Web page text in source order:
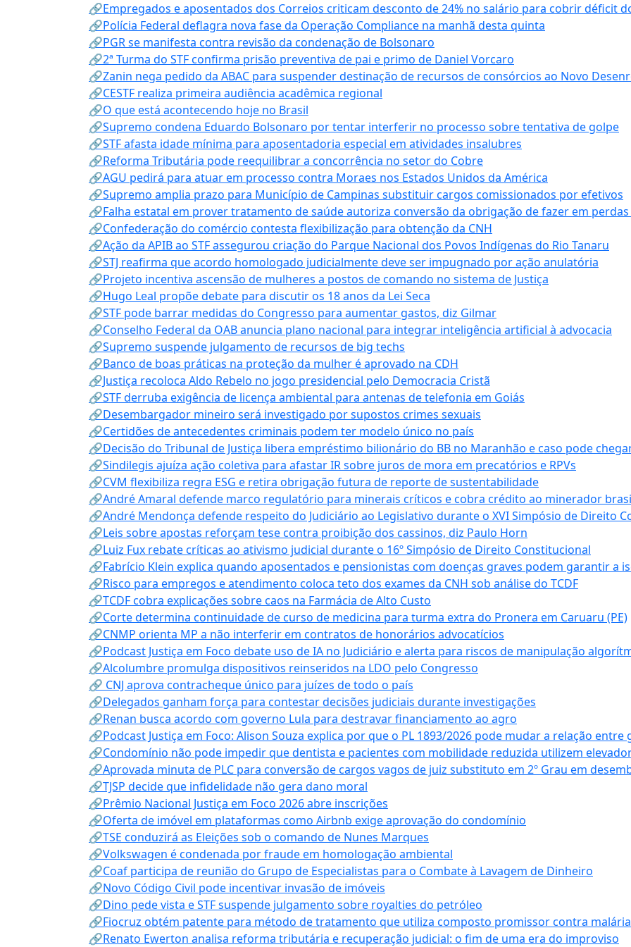
🔗Empregados e aposentados dos Correios criticam desconto de 24% no salário para cobrir déficit
🔗Polícia Federal deflagra nova fase da Operação Compliance na manhã desta quinta
🔗PGR se manifesta contra revisão da condenação de Bolsonaro
🔗2ª Turma do STF confirma prisão preventiva de pai e primo de Daniel Vorcaro
🔗Zanin nega pedido da ABAC para suspender destinação de recursos de consórcios ao Novo
🔗CESTF realiza primeira audiência acadêmica regional
🔗O que está acontecendo hoje no Brasil
🔗Supremo condena Eduardo Bolsonaro por tentar interferir no processo sobre tentativa de golpe
🔗STF afasta idade mínima para aposentadoria especial em atividades insalubres
🔗Reforma Tributária pode reequilibrar a concorrência no setor do Cobre
🔗AGU pedirá para atuar em processo contra Moraes nos Estados Unidos da América
🔗Supremo amplia prazo para Município de Campinas substituir cargos comissionados por efetivos
🔗Falha estatal em prover tratamento de saúde autoriza conversão da obrigação de fazer em perdas
🔗Confederação do comércio contesta flexibilização para obtenção da CNH
🔗Ação da APIB ao STF assegurou criação do Parque Nacional dos Povos Indígenas do Rio Tanaru
🔗STJ reafirma que acordo homologado judicialmente deve ser impugnado por ação anulatória
🔗Projeto incentiva ascensão de mulheres a postos de comando no sistema de Justiça
🔗Hugo Leal propõe debate para discutir os 18 anos da Lei Seca
🔗STF pode barrar medidas do Congresso para aumentar gastos, diz Gilmar
🔗Conselho Federal da OAB anuncia plano nacional para integrar inteligência artificial à advocacia
🔗Supremo suspende julgamento de recursos de big techs
🔗Banco de boas práticas na proteção da mulher é aprovado na CDH
🔗Justiça recoloca Aldo Rebelo no jogo presidencial pelo Democracia Cristã
🔗STF derruba exigência de licença ambiental para antenas de telefonia em Goiás
🔗Desembargador mineiro será investigado por supostos crimes sexuais
🔗Certidões de antecedentes criminais podem ter modelo único no país
🔗Decisão do Tribunal de Justiça libera empréstimo bilionário do BB no Maranhão e caso pode chegar
🔗Sindilegis ajuíza ação coletiva para afastar IR sobre juros de mora em precatórios e RPVs
🔗CVM flexibiliza regra ESG e retira obrigação futura de reporte de sustentabilidade
🔗André Amaral defende marco regulatório para minerais críticos e cobra crédito ao minerador
🔗André Mendonça defende respeito do Judiciário ao Legislativo durante o XVI Simpósio de Direito
🔗Leis sobre apostas reforçam tese contra proibição dos cassinos, diz Paulo Horn
🔗Luiz Fux rebate críticas ao ativismo judicial durante o 16º Simpósio de Direito Constitucional
🔗Fabrício Klein explica quando aposentados e pensionistas com doenças graves podem garantir a
🔗Risco para empregos e atendimento coloca teto dos exames da CNH sob análise do TCDF
🔗TCDF cobra explicações sobre caos na Farmácia de Alto Custo
🔗Corte determina continuidade de curso de medicina para turma extra do Pronera em Caruaru (PE)
🔗CNMP orienta MP a não interferir em contratos de honorários advocatícios
🔗Podcast Justiça em Foco debate uso de IA no Judiciário e alerta para riscos de manipulação
🔗Alcolumbre promulga dispositivos reinseridos na LDO pelo Congresso
🔗 CNJ aprova contracheque único para juízes de todo o país
🔗Delegados ganham força para contestar decisões judiciais durante investigações
🔗Renan busca acordo com governo Lula para destravar financiamento ao agro
🔗Podcast Justiça em Foco: Alison Souza explica por que o PL 1893/2026 pode mudar a relação
🔗Condomínio não pode impedir que dentista e pacientes com mobilidade reduzida utilizem
🔗Aprovada minuta de PLC para conversão de cargos vagos de juiz substituto em 2º Grau em
🔗TJSP decide que infidelidade não gera dano moral
🔗Prêmio Nacional Justiça em Foco 2026 abre inscrições
🔗Oferta de imóvel em plataformas como Airbnb exige aprovação do condomínio
🔗TSE conduzirá as Eleições sob o comando de Nunes Marques
🔗Volkswagen é condenada por fraude em homologação ambiental
🔗Coaf participa de reunião do Grupo de Especialistas para o Combate à Lavagem de Dinheiro
🔗Novo Código Civil pode incentivar invasão de imóveis
🔗Dino pede vista e STF suspende julgamento sobre royalties do petróleo
🔗Fiocruz obtém patente para método de tratamento que utiliza composto promissor contra
🔗Renato Ewerton analisa reforma tributária e recuperação judicial: o fim de uma era do improviso